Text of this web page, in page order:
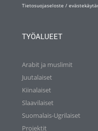
Tietosuojaseloste /
TYÖALUEET
Arabit ja muslimit
Juutalaiset
Kiinalaiset
Slaavilaiset
Suomalais-Ugrilaiset
Projektit